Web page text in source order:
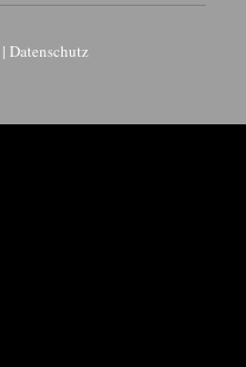
|Datenschutz